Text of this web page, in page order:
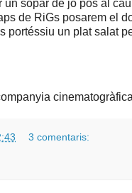
un sopar de jo pos al
de RiGs posarem el
portéssiu un plat salat
3 comentaris: